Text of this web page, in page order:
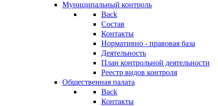
Муниципальный контроль
Back
Состав
Контакты
Нормативно - правовая база
Деятельность
План контрольной деятельности
Реестр видов контроля
Общественная палата
Back
Контакты